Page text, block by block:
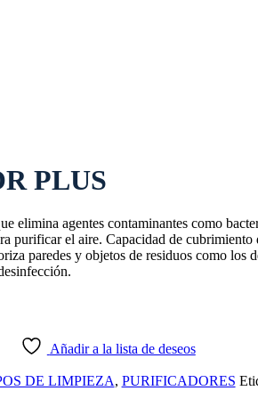
PLUS
elimina agentes contaminantes como
purificar el aire. Capacidad de cubrimiento
paredes y objetos de residuos como los
Añadir a la lista de deseos
DE LIMPIEZA, PURIFICADORES